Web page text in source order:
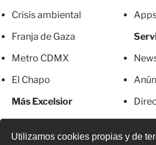
Utilizamos cookies propias y de
Crisis ambiental
Franja de Gaza
Metro CDMX
El Chapo
Más Excelsior